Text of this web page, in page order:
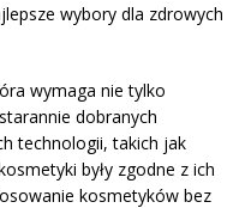
wybory dla zdrowych
wymaga nie tylko
dobranych
technologii, takich jak
były zgodne z ich
kosmetyków bez